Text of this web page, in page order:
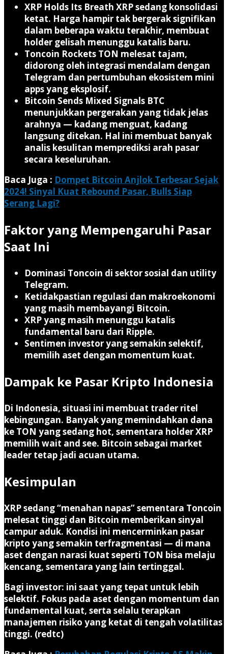
XRP Holds Its Breath XRP sedang konsolidasi
ketat. Harga hampir tak bergerak signifikan
dalam beberapa waktu terakhir, membuat
holder gelisah menunggu katalis baru.
Toncoin Rockets TON melesat tajam,
didorong oleh integrasi mendalam dengan
Telegram dan pertumbuhan ekosistem mini
apps yang eksplosif.
Bitcoin Sends Mixed Signals BTC
menunjukkan pergerakan yang tidak jelas
arahnya — kadang menguat, kadang
langsung ditekan. Hal ini membuat banyak
analis kesulitan memprediksi arah pasar
secara keseluruhan.
Baca Juga : Dompet Bitcoin Anjlok Terbesar Sejak
2024! Sinyal Kuat Rebound Pasar, Bulls Siap
Serang Lagi?
Faktor yang Mempengaruhi Pasar
Saat Ini
Dominasi Toncoin di sektor sosial dan utility
Telegram.
Ketidakpastian regulasi dan makroekonomi
yang masih membayangi Bitcoin.
XRP yang masih menunggu katalis
fundamental baru dari Ripple.
Sentimen investor yang semakin selektif,
memilih aset dengan momentum kuat.
Dampak ke Pasar Kripto Indonesia
Di Indonesia, situasi ini membuat trader ritel
kebingungan. Banyak yang memindahkan dana
ke TON yang sedang hot, sementara holder XRP
memilih wait and see. Bitcoin sebagai market
leader tetap jadi acuan utama.
Kesimpulan
XRP sedang “menahan napas” sementara Toncoin
melesat tinggi dan Bitcoin memberikan sinyal
campur aduk. Kondisi ini mencerminkan pasar
kripto yang semakin terfragmentasi — di mana
aset dengan narasi kuat seperti TON bisa melaju
kencang, sementara yang lain tertinggal.
Bagi investor: ini saat yang tepat untuk lebih
selektif. Fokus pada aset dengan momentum dan
fundamental kuat, serta selalu terapkan
manajemen risiko yang ketat di tengah volatilitas
tinggi. (redtc)